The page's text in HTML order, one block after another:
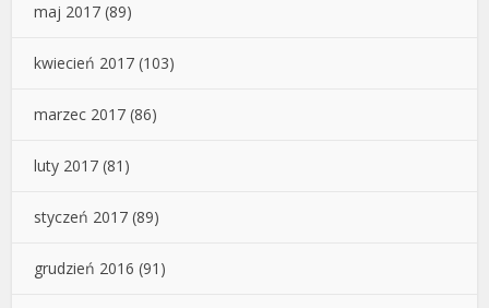
maj 2017 (89)
kwiecień 2017 (103)
marzec 2017 (86)
luty 2017 (81)
styczeń 2017 (89)
grudzień 2016 (91)